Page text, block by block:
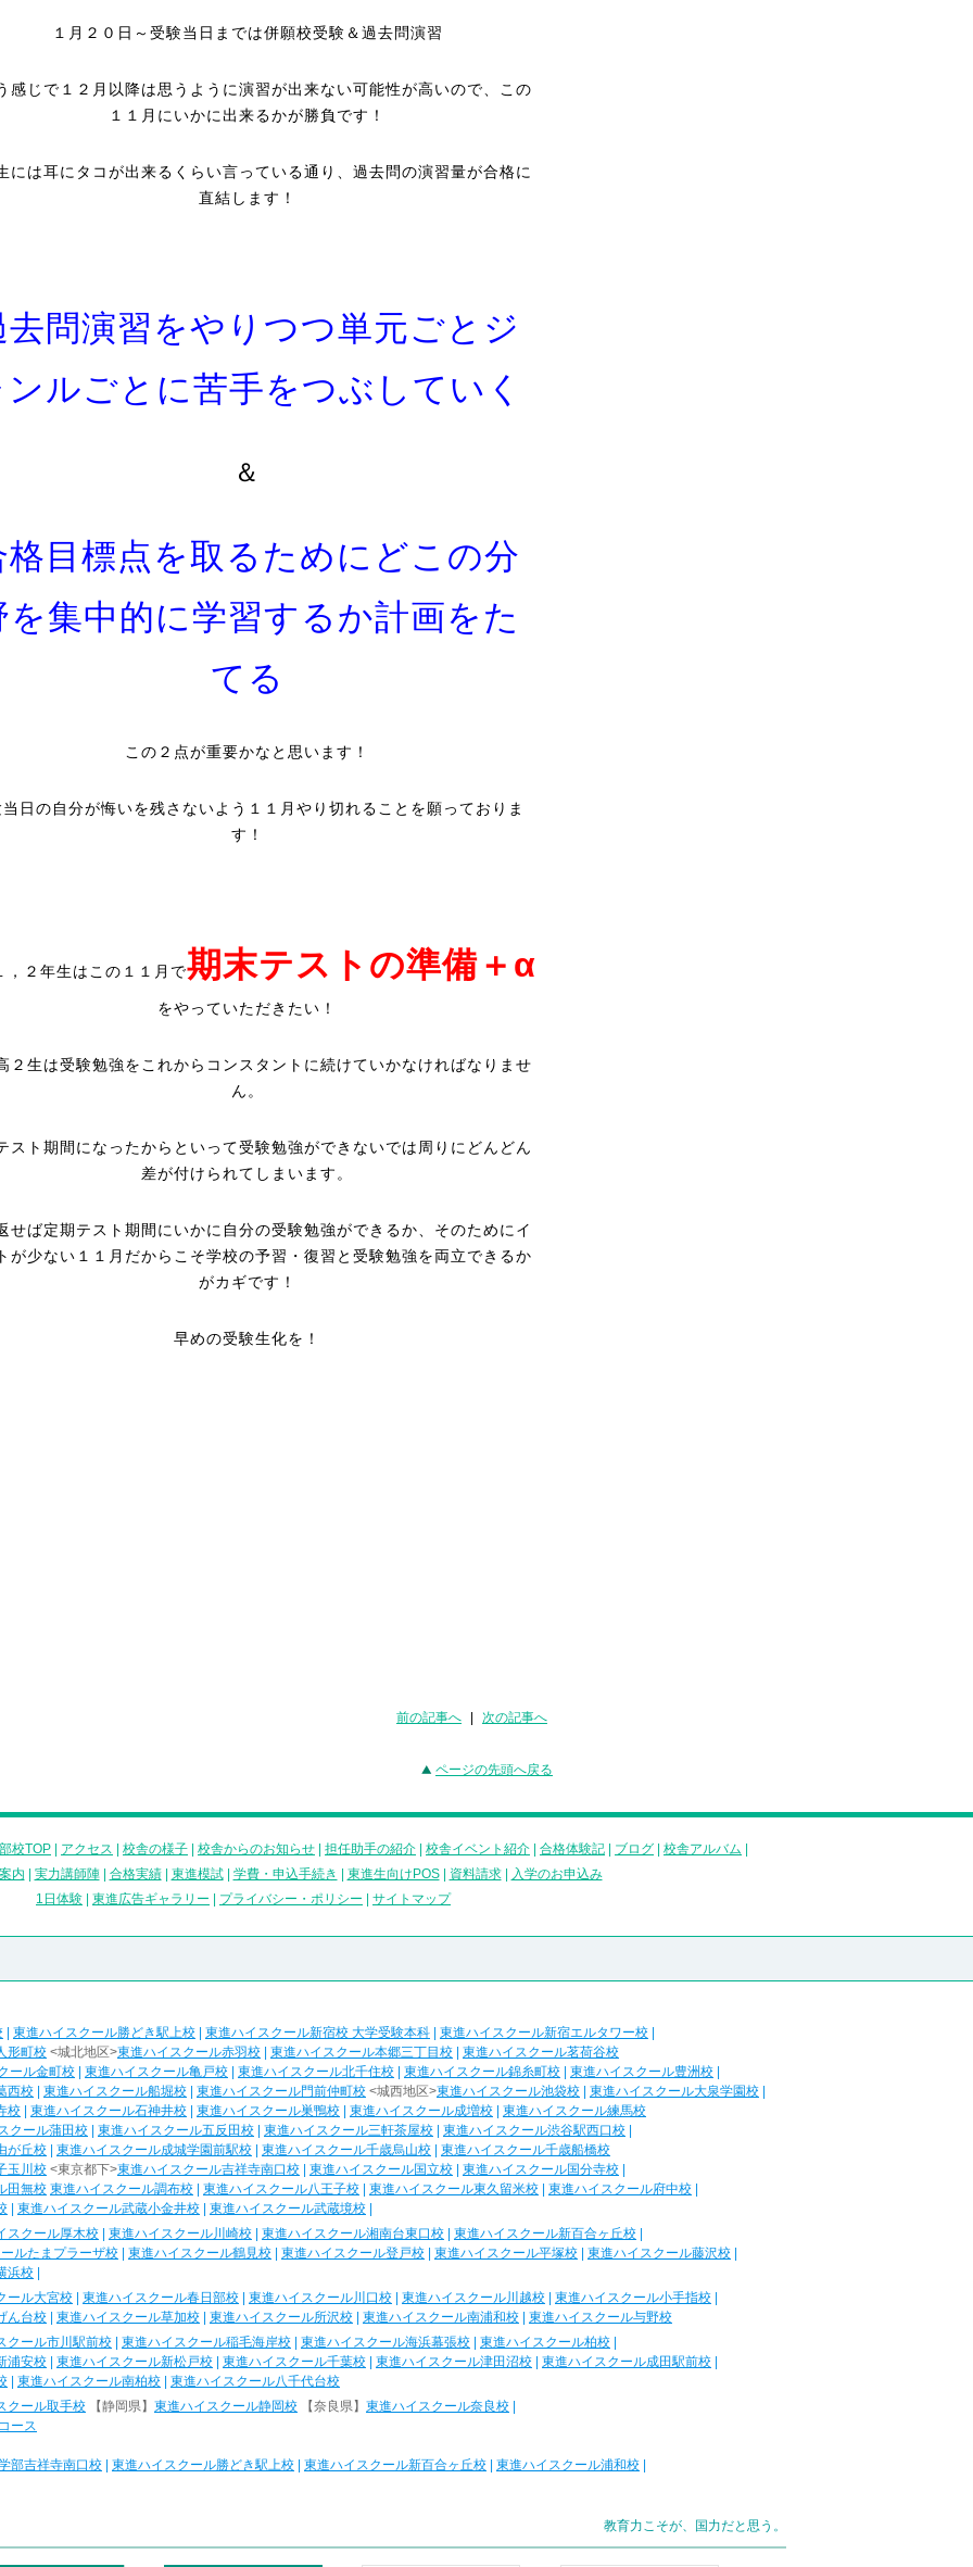
１月２０日～受験当日までは併願校受験＆過去問演習
感じで１２月以降は思うように演習が出来ない可能性が高いので、この
１１月にいかに出来るかが勝負です！
には耳にタコが出来るくらい言っている通り、過去問の演習量が合格に
直結します！
去問演習をやりつつ単元ごとジ
ルごとに苦手をつぶしていく
＆
格目標点を取るためにどこの分
を集中的に学習するか計画をた
てる
この２点が重要かなと思います！
日の自分が悔いを残さないよう１１月やり切れることを願っておりま
す！
，２年生はこの１１月で期末テストの準備＋α
をやっていただきたい！
２生は受験勉強をこれからコンスタントに続けていかなければなりませ
ん。
スト期間になったからといって受験勉強ができないでは周りにどんどん
差が付けられてしまいます。
せば定期テスト期間にいかに自分の受験勉強ができるか、そのためにイ
が少ない１１月だからこそ学校の予習・復習と受験勉強を両立できるか
がカギです！
早めの受験生化を！
前の記事へ 次の記事へ
ページの先頭へ戻る
校TOP アクセス 校舎の様子 校舎からのお知らせ 担任助手の紹介 校舎イベント紹介 合格体験記 ブログ 校舎アルバム
内
実力講師陣| 合格実績| 東進模試| 学費・申込手続き 東進生向けPOS| 資料請求|
入学のお申込み
1日体験
東進広告ギャラリー プライバシー・ポリシー サイトマップ
東進ハイスクール勝どき駅上校 東進ハイスクール新宿校 大学受験本科 東進ハイスクール新宿エルタワー校
形町校 <城北地区>東進ハイスクール赤羽校 東進ハイスクール本郷三丁目校
東進ハイスクール茗荷谷校
ール金町校
東進ハイスクール亀戸校 東進ハイスクール北千住校 東進ハイスクール錦糸町校 東進ハイスクール豊洲校
西校
東進ハイスクール船堀校 東進ハイスクール門前仲町校 <城西地区>東進ハイスクール池袋校 東進ハイスクール大泉学園校
校
東進ハイスクール石神井校 東進ハイスクール巣鴨校 東進ハイスクール成増校
東進ハイスクール練馬校
クール蒲田校
東進ハイスクール五反田校 東進ハイスクール三軒茶屋校 東進ハイスクール渋谷駅西口校
が丘校
東進ハイスクール成城学園前駅校 東進ハイスクール千歳烏山校
東進ハイスクール千歳船橋校
玉川校 <東京都下>東進ハイスクール吉祥寺南口校 東進ハイスクール国立校 東進ハイスクール国分寺校
田無校 東進ハイスクール調布校 東進ハイスクール八王子校 東進ハイスクール東久留米校 東進ハイスクール府中校
東進ハイスクール武蔵小金井校 東進ハイスクール武蔵境校
スクール厚木校
東進ハイスクール川崎校 東進ハイスクール湘南台東口校 東進ハイスクール新百合ヶ丘校
ルたまプラーザ校
東進ハイスクール鶴見校 東進ハイスクール登戸校 東進ハイスクール平塚校 東進ハイスクール藤沢校
浜校
ール大宮校
東進ハイスクール春日部校 東進ハイスクール川口校 東進ハイスクール川越校 東進ハイスクール小手指校
ん台校
東進ハイスクール草加校 東進ハイスクール所沢校 東進ハイスクール南浦和校
東進ハイスクール与野校
クール市川駅前校
東進ハイスクール稲毛海岸校 東進ハイスクール海浜幕張校 東進ハイスクール柏校
浦安校
東進ハイスクール新松戸校 東進ハイスクール千葉校 東進ハイスクール津田沼校 東進ハイスクール成田駅前校
東進ハイスクール南柏校
東進ハイスクール八千代台校
クール取手校
【静岡県】 東進ハイスクール静岡校 【奈良県】 東進ハイスクール奈良校
ース
部吉祥寺南口校 東進ハイスクール勝どき駅上校 東進ハイスクール新百合ヶ丘校 東進ハイスクール浦和校
教育力こそが、国力だと思う。